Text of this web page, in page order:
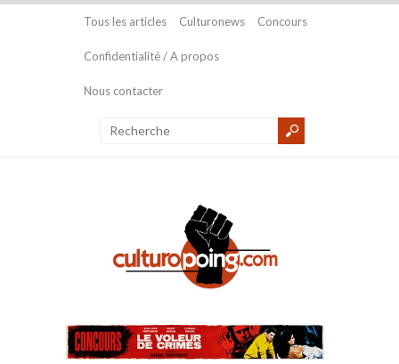
Tous les articles Culturonews Concours
Confidentialité / A propos
Nous contacter